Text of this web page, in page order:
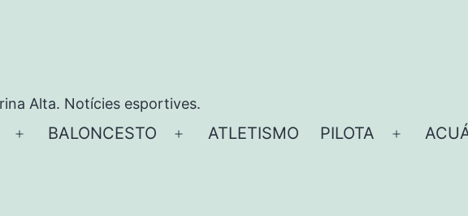
Alta. Notícies esportives.
Abrir
BALONCESTO
Abrir
ATLETISMO PILOTA
Abrir